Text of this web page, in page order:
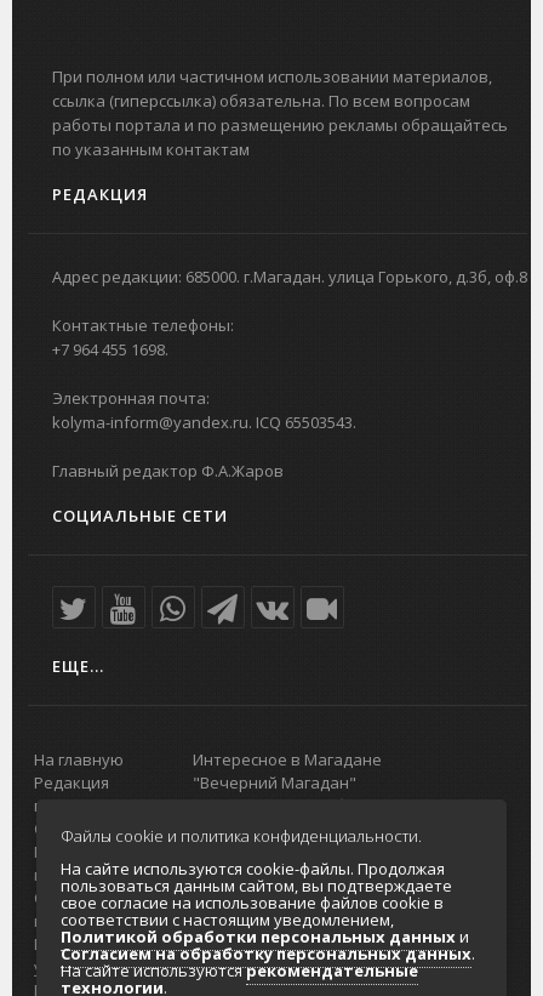
При полном или частичном использовании материалов,
ссылка (гиперссылка) обязательна. По всем вопросам
работы портала и по размещению рекламы обращайтесь
по указанным контактам
РЕДАКЦИЯ
Адрес редакции: 685000. г.Магадан. улица Горького, д.3б, оф.8
Контактные телефоны:
+7 964 455 1698.
Электронная почта:
kolyma-inform@yandex.ru. ICQ 65503543.
Главный редактор Ф.А.Жаров
СОЦИАЛЬНЫЕ СЕТИ
ЕЩЕ...
На главную
Редакция
портала
О проекте
Реклама на
портале
Отзывы и
предложения
Интернет-
услуги
Разработка
Интересное в Магадане
"Вечерний Магадан"
Реклама
Главный туристический портал
Колымы
Политика в отношении обработки
персональных данных
Согласие на обработку персональных
данных
Файлы cookie и политика конфиденциальности.
На сайте используются cookie-файлы. Продолжая
пользоваться данным сайтом, вы подтверждаете
свое согласие на использование файлов cookie в
соответствии с настоящим уведомлением,
Политикой обработки персональных данныхи
Согласием на обработку персональных данных.
На сайте используютсярекомендательные
технологии.